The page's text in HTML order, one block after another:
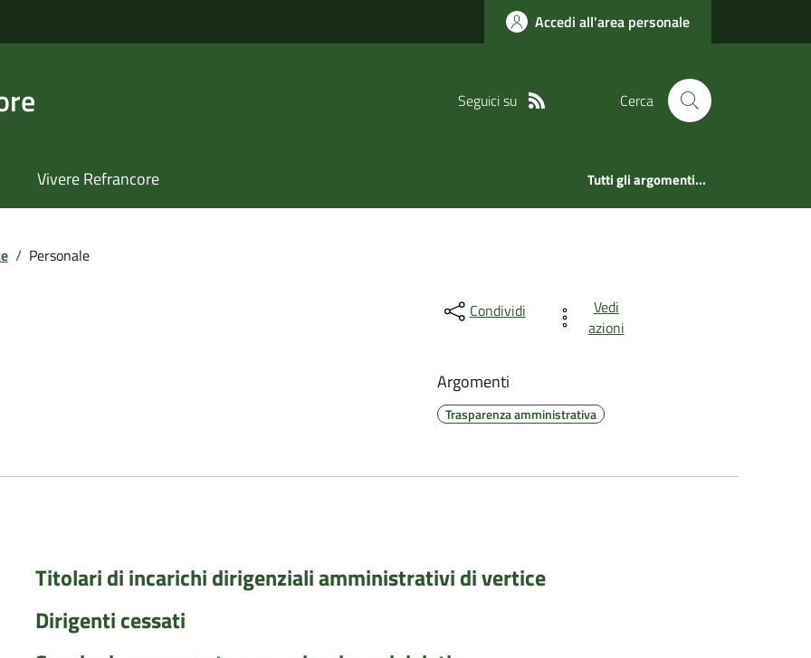
Accedi all'area personale
Seguici su Cerca
Vivere Refrancore Tutti gli argomenti...
/ Personale
Condividi
Vedi
azioni
Argomenti
Trasparenza amministrativa
Titolari di incarichi dirigenziali amministrativi di vertice
Dirigenti cessati